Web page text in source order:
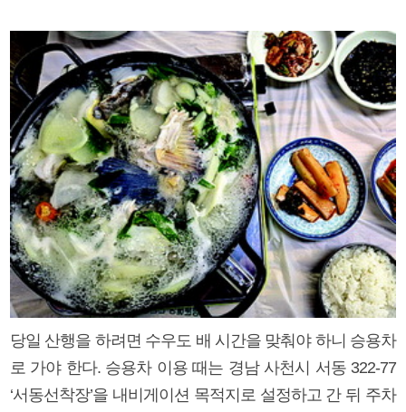
당일 산행을 하려면 수우도 배 시간을 맞춰야 하니 승용차
로 가야 한다. 승용차 이용 때는 경남 사천시 서동 322-77
‘서동선착장’을 내비게이션 목적지로 설정하고 간 뒤 주차